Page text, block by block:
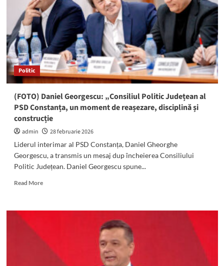
la
alegerile
județene:
Situația
candidaturilor
Politic
(FOTO) Daniel Georgescu: „Consiliul Politic Județean al
PSD Constanța, un moment de reașezare, disciplină și
construcție
admin
28 februarie 2026
Liderul interimar al PSD Constanța, Daniel Gheorghe
Georgescu, a transmis un mesaj dup încheierea Consiliului
Politic Județean. Daniel Georgescu spune...
Read MoreRead
(FOTO)
„Consiliul
Politic
Județean